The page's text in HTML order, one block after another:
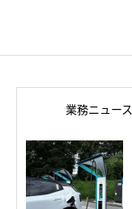
業務ニュース